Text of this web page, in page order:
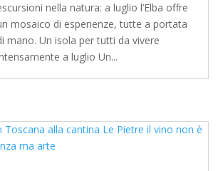
nella natura: a luglio l’Elba offre
mosaico di esperienze, tutte a portata
mano. Un isola per tutti da vivere
a luglio Un...